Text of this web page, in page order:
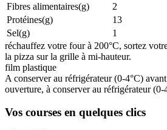
Fibres alimentaires(g)
2
Protéines(g)
13
Sel(g)
1
réchauffez votre four à 200°C, sortez
la pizza sur la grille à mi-hauteur.
film plastique
A conserver au réfrigérateur (0-4°C)
ouverture, à conserver au réfrigérateur (0-
Vos courses en quelques clics